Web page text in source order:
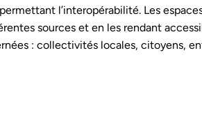
l’interopérabilité. Les
sources et en les rendant
: collectivités locales, citoyens,